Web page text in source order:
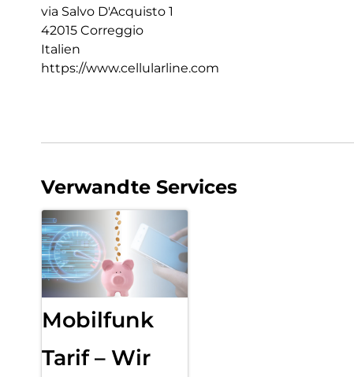
via Salvo D'Acquisto 1
42015 Correggio
Italien
https://www.cellularline.com
Verwandte Services
Mobilfunk
Tarif – Wir